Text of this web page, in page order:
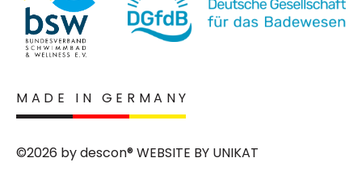
MADE IN GERMANY
©2026 by descon® WEBSITE BY UNIKAT